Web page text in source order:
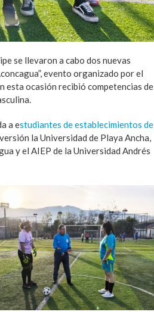
se llevaron a cabo dos nuevas
evento organizado por el
esta ocasión recibió competencias de
a estudiantes de establecimientos de
la Universidad de Playa Ancha,
y el AIEP de la Universidad Andrés